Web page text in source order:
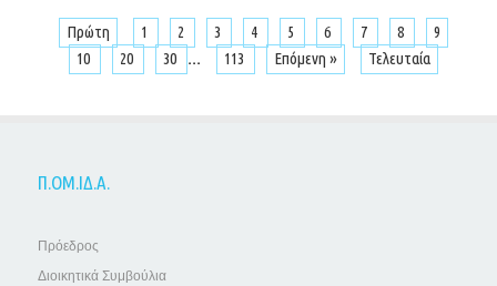
Πρώτη 1 2 3 4 5 6 7 8
9
10
20 30 ... 113 Επόμενη » Τελευταία
Π.ΟΜ.ΙΔ.Α.
Πρόεδρος
Διοικητικά Συμβούλια